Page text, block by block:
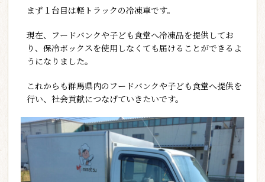
まず１台目は軽トラックの冷凍車です。
現在、フードバンクや子ども食堂へ冷凍品を提供してお
り、保冷ボックスを使用しなくても届けることができるよ
うになりました。
これからも群馬県内のフードバンクや子ども食堂へ提供を
行い、社会貢献につなげていきたいです。